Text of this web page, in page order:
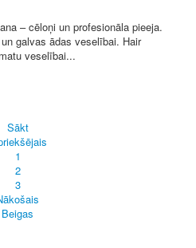
– cēloņi un profesionāla pieeja.
galvas ādas veselībai. Hair
veselībai...
Sākt
1
2
3
Beigas